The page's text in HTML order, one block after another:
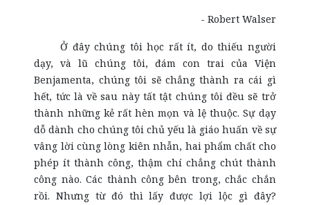
- Robert Walser
Ở đây chúng tôi học rất ít, do thiếu người
dạy, và lũ chúng tôi, đám con trai của Viện
Benjamenta, chúng tôi sẽ chẳng thành ra cái gì
hết, tức là về sau này tất tật chúng tôi đều sẽ trở
thành những kẻ rất hèn mọn và lệ thuộc. Sự dạy
dỗ dành cho chúng tôi chủ yếu là giáo huấn về sự
vâng lời cùng lòng kiên nhẫn, hai phẩm chất cho
phép ít thành công, thậm chí chẳng chút thành
công nào. Các thành công bên trong, chắc chắn
rồi. Nhưng từ đó thì lấy được lợi lộc gì đây?